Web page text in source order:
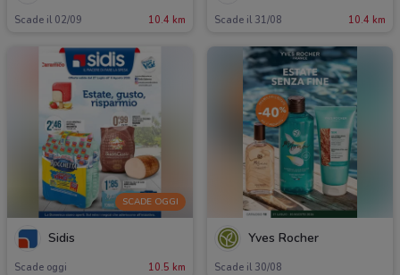
Scade il 02/09 10.4 km Scade il 31/08 10.4 km
SCADE OGGI
Sidis
Scade oggi 10.5 km
Yves Rocher
Scade il 30/08